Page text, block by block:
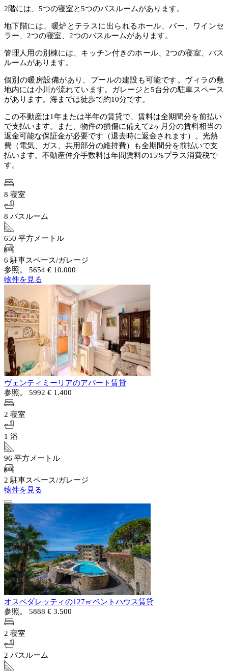
2階には、5つの寝室と5つのバスルームがあります。
地下階には、暖炉とテラスに出られるホール、バー、ワインセ
ラー、2つの寝室、2つのバスルームがあります。
管理人用の別棟には、キッチン付きのホール、2つの寝室、バス
ルームがあります。
個別の暖房設備があり、プールの建設も可能です。ヴィラの敷
地内には小川が流れています。ガレージと5台分の駐車スペース
があります。海までは徒歩で約10分です。
この不動産は1年または半年の賃貸で、賃料は全期間分を前払い
で支払います。また、物件の損傷に備えて2ヶ月分の賃料相当の
返金可能な保証金が必要です（退去時に返金されます）。光熱
費（電気、ガス、共用部分の維持費）も全期間分を前払いで支
払います。不動産仲介手数料は年間賃料の15%プラス消費税で
す。
8 寝室
8 バスルーム
650 平方メートル
6 駐車スペース/ガレージ
参照。 5654 € 10.000
物件を見る
ヴェンティミーリアのアパート賃貸
参照。 5992 € 1.400
2 寝室
1 浴
96 平方メートル
2 駐車スペース/ガレージ
物件を見る
オスペダレッティの127㎡ペントハウス賃貸
参照。 5888 € 3.500
2 寝室
2 バスルーム